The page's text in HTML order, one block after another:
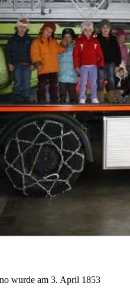
wurde am 3. April 1853